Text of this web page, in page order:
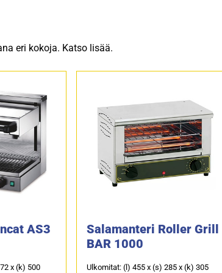
eri kokoja. Katso lisää.
AS3
x (k) 500
Salamanteri Roller Grill
BAR 1000
Ulkomitat: (l) 455 x (s) 285 x (k) 305